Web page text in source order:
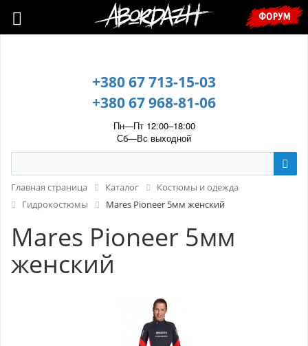
🇺🇦 У зв’язку з воєнним станом, прохання уточнювати ціну та
наявність у менеджера. 🇺🇦
+380 67 713-15-03
+380 67 968-81-06
Пн—Пт 12:00–18:00
Сб—Вс выходной
ФОРУМ
Главная страница Каталог
Костюмы и одежда
Гидрокостюмы
Mares Pіoneer 5мм женский
Mares Pіoneer 5мм
женский